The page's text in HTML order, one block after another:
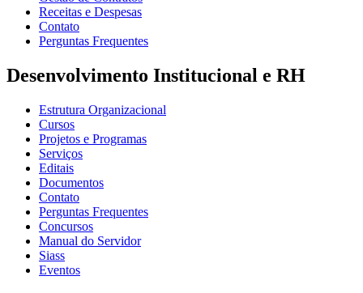
Receitas e Despesas
Contato
Perguntas Frequentes
Desenvolvimento Institucional e RH
Estrutura Organizacional
Cursos
Projetos e Programas
Serviços
Editais
Documentos
Contato
Perguntas Frequentes
Concursos
Manual do Servidor
Siass
Eventos